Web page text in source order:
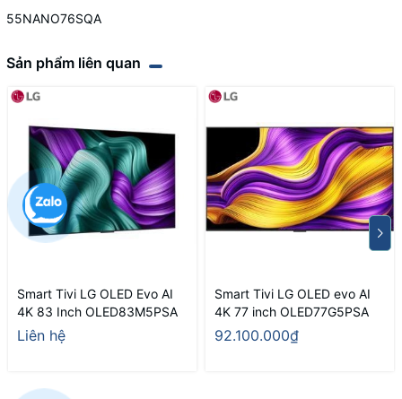
55NANO76SQA
Sản phẩm liên quan
Smart Tivi LG OLED Evo AI
4K 83 Inch OLED83M5PSA
Liên hệ
Smart Tivi LG OLED evo AI
4K 77 inch OLED77G5PSA
92.100.000₫